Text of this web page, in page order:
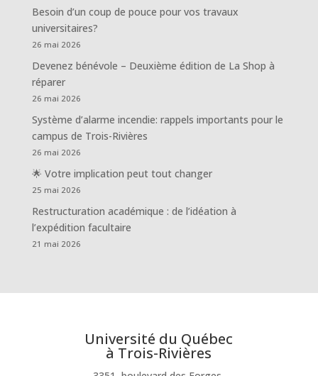
Besoin d’un coup de pouce pour vos travaux
universitaires?
26 mai 2026
Devenez bénévole – Deuxième édition de La Shop à
réparer
26 mai 2026
Système d’alarme incendie: rappels importants pour le
campus de Trois-Rivières
26 mai 2026
🌟 Votre implication peut tout changer
25 mai 2026
Restructuration académique : de l’idéation à
l’expédition facultaire
21 mai 2026
Université du Québec
à Trois-Rivières